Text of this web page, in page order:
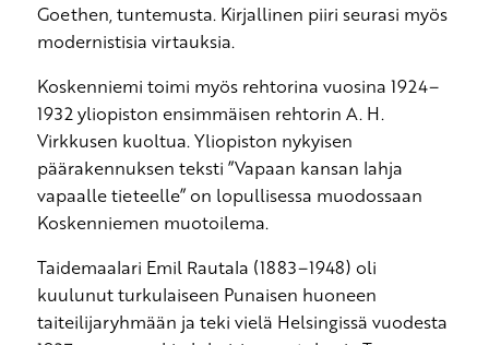
Goethen, tuntemusta. Kirjallinen piiri seurasi myös
modernistisia virtauksia.
Koskenniemi toimi myös rehtorina vuosina 1924–
1932 yliopiston ensimmäisen rehtorin A. H.
Virkkusen kuoltua. Yliopiston nykyisen
päärakennuksen teksti ”Vapaan kansan lahja
vapaalle tieteelle” on lopullisessa muodossaan
Koskenniemen muotoilema.
Taidemaalari Emil Rautala (1883–1948) oli
kuulunut turkulaiseen Punaisen huoneen
taiteilijaryhmään ja teki vielä Helsingissä vuodesta